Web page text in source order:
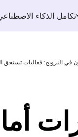
تكامل الذكاء
في النرويج: فعاليات تستحق